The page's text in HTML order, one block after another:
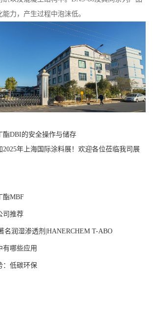
力，产生过程中泡沫低。
酯DBI的安全操作与储存
2025年上海国际涂料展！欢迎各位莅临我司展
酯MBF
司推荐
名润湿渗透剂|HANERCHEM T-ABO
有哪些应用
：低碳环保